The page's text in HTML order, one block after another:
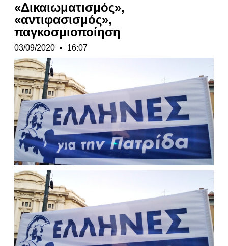
«Δικαιωματισμός»,
«αντιφασισμός»,
παγκοσμιοποίηση
03/09/2020 16:07